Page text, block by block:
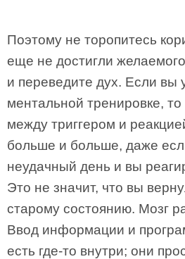
Поэтому не торопитесь
еще не достигли
и переведите дух. Если вы
ментальной тренировке, то
между триггером и
больше и больше, даже
неудачный день и вы
Это не значит, что вы
старому состоянию. Мозг
Ввод информации и
есть где-то внутри; они